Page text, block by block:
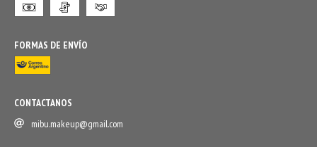
FORMAS DE ENVÍO
CONTACTANOS
mibu.makeup@gmail.com